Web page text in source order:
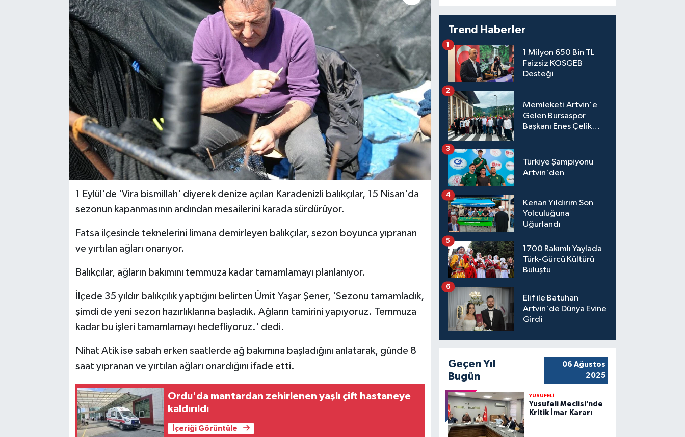
1 Eylül'de 'Vira bismillah' diyerek denize açılan Karadenizli balıkçılar, 15 Nisan'da
sezonun kapanmasının ardından mesailerini karada sürdürüyor.
Fatsa ilçesinde teknelerini limana demirleyen balıkçılar, sezon boyunca yıpranan
ve yırtılan ağları onarıyor.
Balıkçılar, ağların bakımını temmuza kadar tamamlamayı planlanıyor.
İlçede 35 yıldır balıkçılık yaptığını belirten Ümit Yaşar Şener, 'Sezonu tamamladık,
şimdi de yeni sezon hazırlıklarına başladık. Ağların tamirini yapıyoruz. Temmuza
kadar bu işleri tamamlamayı hedefliyoruz.' dedi.
Nihat Atik ise sabah erken saatlerde ağ bakımına başladığını anlatarak, günde 8
saat yıpranan ve yırtılan ağları onardığını ifade etti.
Ordu'da mantardan zehirlenen yaşlı çift hastaneye
kaldırıldı
İçeriği Görüntüle
Trend Haberler
1 Milyon 650 Bin TL
Faizsiz KOSGEB
Desteği
1
Memleketi Artvin'e
Gelen Bursaspor
Başkanı Enes Çelik
2
Türkiye Şampiyonu
Artvin'den
3
Kenan Yıldırım Son
Yolculuğuna
Uğurlandı
4
1700 Rakımlı Yaylada
Türk-Gürcü Kültürü
Buluştu
5
Elif ile Batuhan
Artvin'de Dünya Evine
Girdi
6
Geçen Yıl
Bugün
06 Ağustos
2025
YUSUFELİ
Yusufeli Meclisi’nde
Kritik İmar Kararı